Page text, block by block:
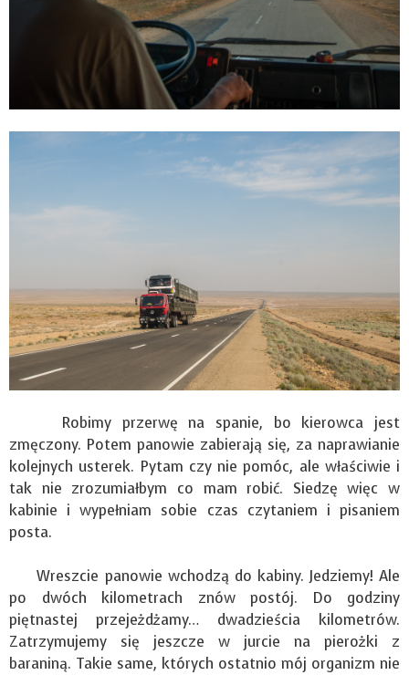
Robimy przerwę na spanie, bo kierowca jest
zmęczony. Potem panowie zabierają się, za naprawianie
kolejnych usterek. Pytam czy nie pomóc, ale właściwie i
tak nie zrozumiałbym co mam robić. Siedzę więc w
kabinie i wypełniam sobie czas czytaniem i pisaniem
posta.
Wreszcie panowie wchodzą do kabiny. Jedziemy! Ale
po dwóch kilometrach znów postój. Do godziny
piętnastej przejeżdżamy… dwadzieścia kilometrów.
Zatrzymujemy się jeszcze w jurcie na pierożki z
baraniną. Takie same, których ostatnio mój organizm nie